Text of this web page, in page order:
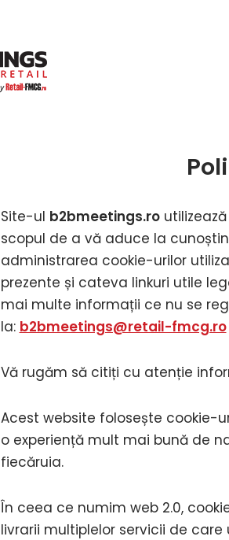
Site-ul b2bmeetings.ro
scopul de a vă aduce la
administrarea cookie-urilor
prezente și cateva linkuri utile
mai multe informații ce nu se
la: b2bmeetings@retail-fmcg.ro
Vă rugăm să citiți cu atenție
Acest website folosește cookie-
o experiență mult mai bună de
fiecăruia.
În ceea ce numim web 2.0,
livrarii multiplelor servicii de